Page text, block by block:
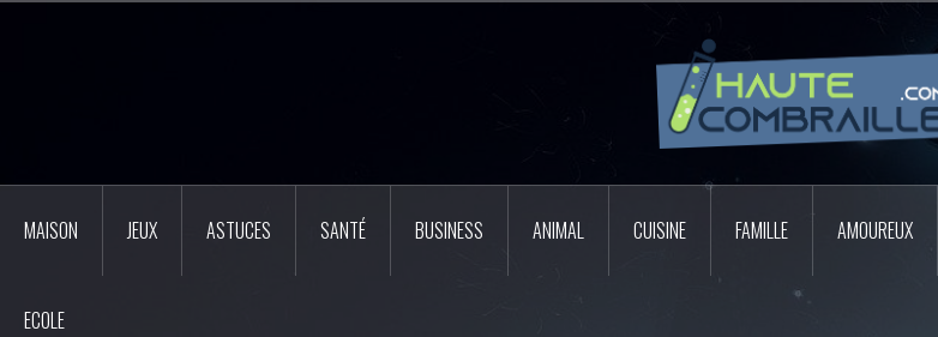
MAISON JEUX ASTUCES SANTÉ BUSINESS ANIMAL CUISINE FAMILLE AMOUREUX
ECOLE